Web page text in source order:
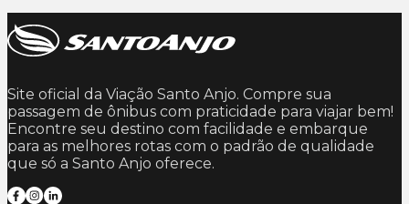
Site oficial da Viação Santo Anjo. Compre sua
passagem de ônibus com praticidade para viajar bem!
Encontre seu destino com facilidade e embarque
para as melhores rotas com o padrão de qualidade
que só a Santo Anjo oferece.